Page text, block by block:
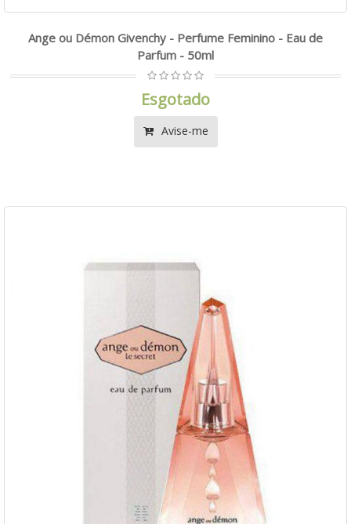
Ange ou Démon Givenchy - Perfume Feminino - Eau de
Parfum - 50ml
Esgotado
Avise-me